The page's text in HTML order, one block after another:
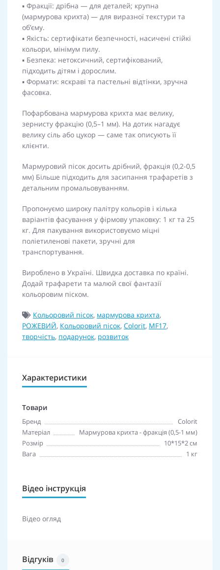
▪️ Фракції: дрібна — для деталей; крупна
(мармурова крихта) — для виразної текстури та
об’єму.
▪️ Якість: сертифікати безпечності, насичені стійкі
кольори, мінімум пилу.
▪️ Безпека: нетоксичний, сертифікований,
підходить дітям і дорослим.
▪️ Формати: яскраві та пастельні відтінки, зручна
фасовка.
Пофарбована мармурова крихта має велику,
зернисту фракцію (0,5–1 мм). На дотик нагадує
велику сіль або цукор — саме так описують її
клієнти.
Мармуровий пісок досить дрібний, фракція (0,2-0,5
мм) Більше підходить для засипання трафаретів з
детальним промальовуванням.
Пропонуємо широку палітру кольорів і кілька
варіантів фасування у фірмову упаковку: 1 кг та 25
кг. Для пакування використовуємо міцні
поліетиленові пакети, зручні для
транспортування.
Вироблено в Україні. Швидка доставка по країні.
Додай трафарети та малюй свої фантазії
кольоровим піском.
Кольоровий пісок, мармурова крихта,
РОЖЕВИЙ, Кольоровий пісок, Colorit, MF17,
творчість, подарунок, розвиток
Характеристики
Товари
Бренд
Colorit
Матеріал
Мармурова крихта - фракція (0,5-1 мм)
Розмір
10*15*2 см
Вага
1 кг
Відео інструкція
Відео огляд
Відгуків 0